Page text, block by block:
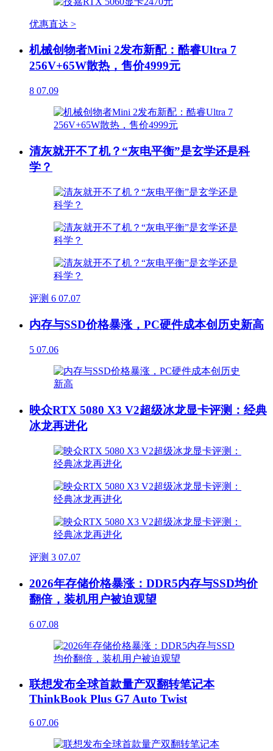
优惠直达 >
机械创物者Mini 2发布新配：酷睿Ultra 7
256V+65W散热，售价4999元
8 07.09
清灰就开不了机？“灰电平衡”是玄学还是科
学？
评测 6 07.07
内存与SSD价格暴涨，PC硬件成本创历史新高
5 07.06
映众RTX 5080 X3 V2超级冰龙显卡评测：经典
冰龙再进化
评测 3 07.07
2026年存储价格暴涨：DDR5内存与SSD均价
翻倍，装机用户被迫观望
6 07.08
联想发布全球首款量产双翻转笔记本
ThinkBook Plus G7 Auto Twist
6 07.06